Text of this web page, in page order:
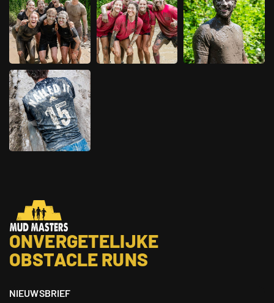
ONVERGETELIJKE
OBSTACLE RUNS
NIEUWSBRIEF